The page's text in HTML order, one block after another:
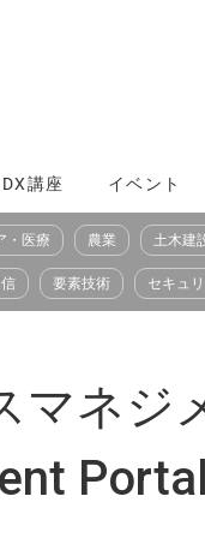
DX講座 イベント
・医療 農業 土木建
要素技術 セキュ
マネジ
Portal